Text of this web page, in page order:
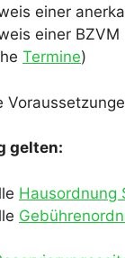
einer
einer
Termine)
gelten:
Hausordnung